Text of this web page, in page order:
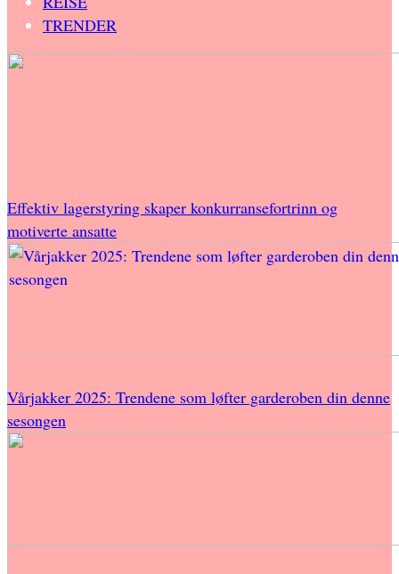
TRENDER
Effektiv lagerstyring skaper konkurransefortrinn og
motiverte ansatte
Vårjakker 2025: Trendene som løfter garderoben din denne
sesongen